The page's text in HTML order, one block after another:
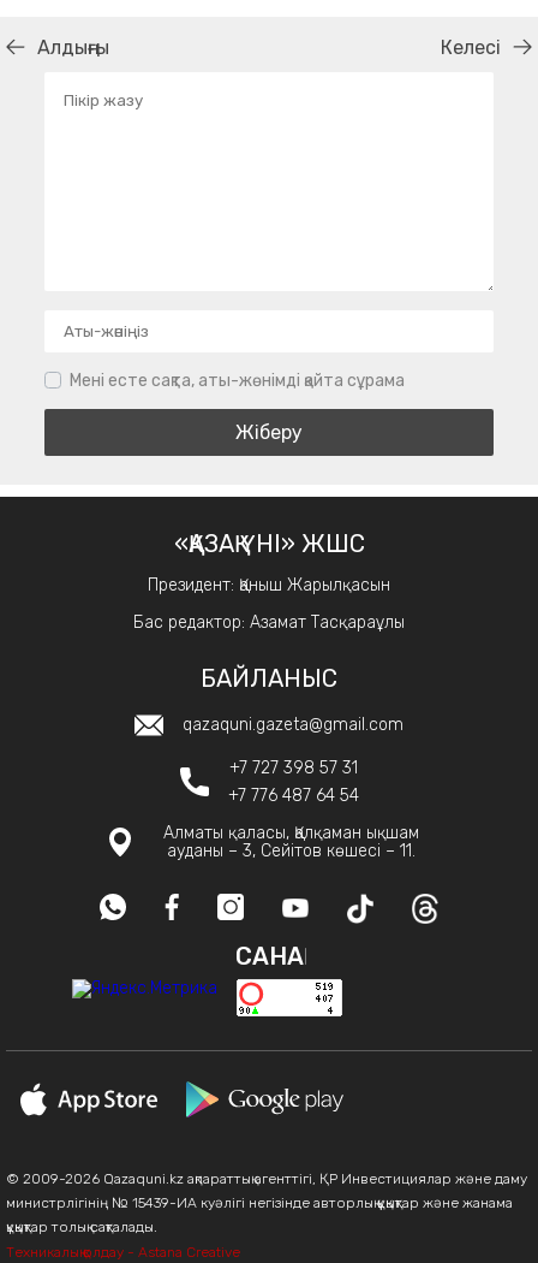
Алдыңғы Келесі
Мені есте сақта, аты-жөнімді қайта сұрама
«ҚАЗАҚ ҮНІ» ЖШС
Президент: Қаныш Жарылқасын
Бас редактор: Азамат Тасқараұлы
БАЙЛАНЫС
qazaquni.gazeta@gmail.com
+7 727 398 57 31
+7 776 487 64 54
Алматы қаласы, Қалқаман ықшам
ауданы – 3, Сейітов көшесі – 11.
САНАҚ
© 2009-2026 Qazaquni.kz ақпараттық агенттігі, ҚР Инвестициялар және даму
министрлігінің № 15439-ИА куәлігі негізінде авторлық құқықтар және жанама
құқықтар толық сақталады.
Техникалық қолдау - Astana Creative